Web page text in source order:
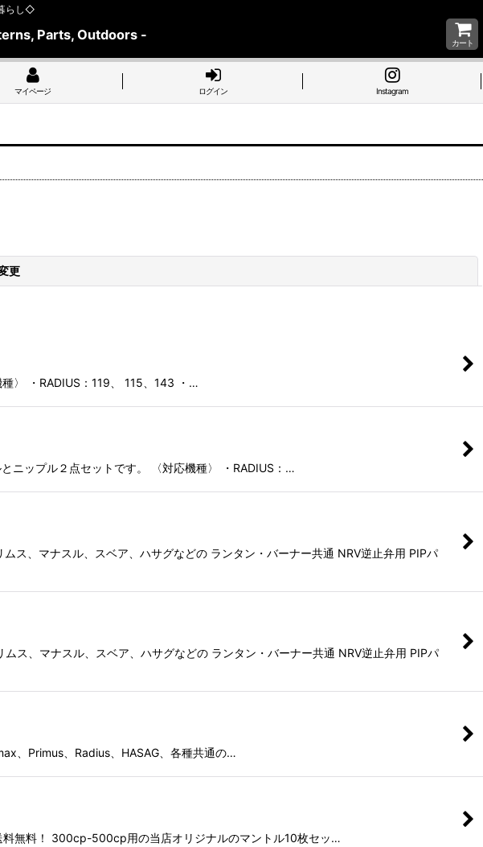
らし◇
Parts, Outdoors -
カート
マイページ ログイン Instagram
更
〉 ・RADIUS：119、 115、143 ・…
ップル２点セットです。 〈対応機種〉 ・RADIUS：…
、マナスル、スベア、ハサグなどの ランタン・バーナー共通 NRV逆止弁用 PIPパ
、マナスル、スベア、ハサグなどの ランタン・バーナー共通 NRV逆止弁用 PIPパ
、Primus、Radius、HASAG、各種共通の…
無料！ 300cp-500cp用の当店オリジナルのマントル10枚セッ…